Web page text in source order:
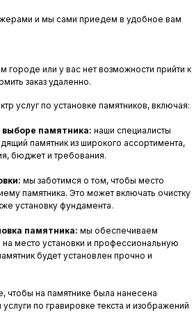
и мы сами приедем в удобное вам
городе или у вас нет возможности прийти к
заказ удаленно.
услуг по установке памятников, включая:
памятника: наши специалисты
памятник из широкого ассортимента,
бюджет и требования.
мы заботимся о том, чтобы место
памятника. Это может включать очистку
установку фундамента.
памятника: мы обеспечиваем
на место установки и профессиональную
будет установлен прочно и
чтобы на памятнике была нанесена
по гравировке текста и изображений